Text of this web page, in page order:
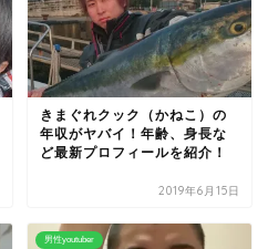
きまぐれクック（かねこ）の
年収がヤバイ！年齢、身長な
ど最新プロフィールを紹介！
2019年6月15日
男性youtuber